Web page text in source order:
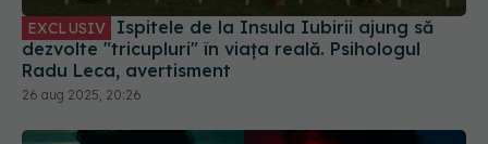
EXCLUSIV
dezvolte "tricupluri" în viața reală. Psihologul
Radu Leca, avertisment
26 aug 2025, 20:26